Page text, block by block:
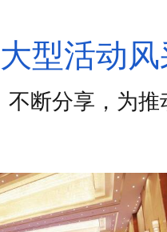
大型活动
不断分享，为